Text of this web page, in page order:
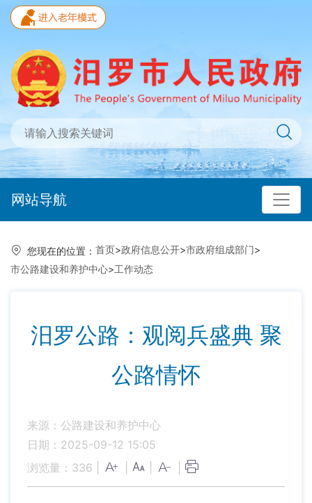
网站导航
您现在的位置： 首页>政府信息公开>市政府组成部门>
市公路建设和养护中心>工作动态
汨罗公路：观阅兵盛典 聚
公路情怀
来源：公路建设和养护中心
日期：2025-09-12 15:05
浏览量： 336